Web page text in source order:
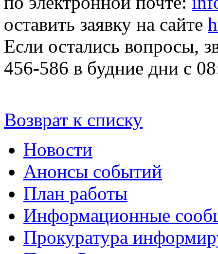
оставить заявку на сайте
Если остались вопросы,
456-586 в будние дни с
Возврат к списку
Новости
Анонсы событий
План работы
Информационные
Прокуратура